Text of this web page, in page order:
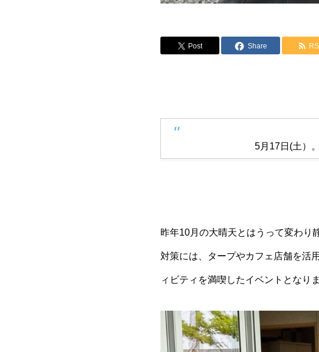
Post Share
5月17日(土）
昨年10月の大晴天とはうって変わり
対策には、タープやカフェ店舗を活
ィビティを満喫したイベントとなりま